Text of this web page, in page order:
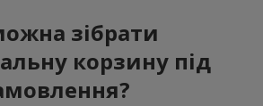
зібрати
корзину під